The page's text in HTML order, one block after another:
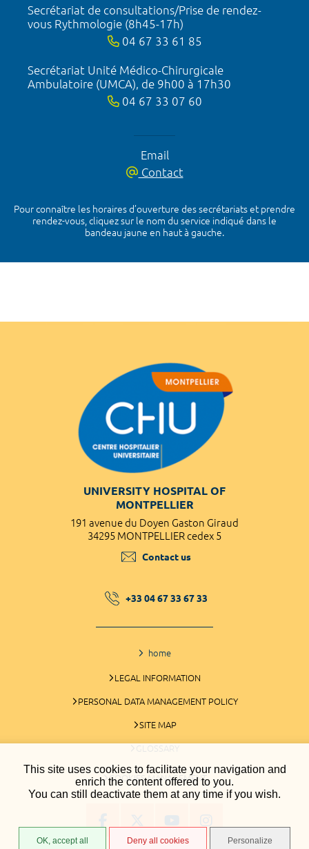
This site uses cookies to facilitate your navigation and
enrich the content offered to you.
You can still deactivate them at any time if you wish.
OK, accept all Deny all cookies Personalize
Secrétariat de consultations/Prise de rendez-
vous Rythmologie (8h45-17h)
04 67 33 61 85
Secrétariat Unité Médico-Chirurgicale
Ambulatoire (UMCA), de 9h00 à 17h30
04 67 33 07 60
Email
Contact
Pour connaître les horaires d’ouverture des secrétariats et prendre
rendez-vous, cliquez sur le nom du service indiqué dans le
bandeau jaune en haut à gauche.
UNIVERSITY HOSPITAL OF
MONTPELLIER
191 avenue du Doyen Gaston Giraud
34295 MONTPELLIER cedex 5
Contact us
+33 04 67 33 67 33
home
LEGAL INFORMATION
PERSONAL DATA MANAGEMENT POLICY
SITE MAP
GLOSSARY
COOKIES MANAGEMENT